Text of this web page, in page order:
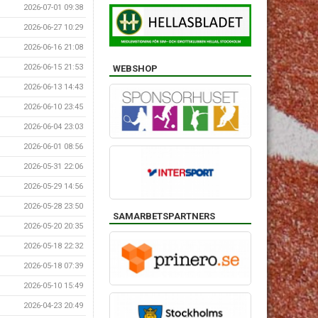
2026-07-01 09:38
2026-06-27 10:29
2026-06-16 21:08
2026-06-15 21:53
2026-06-13 14:43
2026-06-10 23:45
2026-06-04 23:03
2026-06-01 08:56
2026-05-31 22:06
2026-05-29 14:56
2026-05-28 23:50
2026-05-20 20:35
2026-05-18 22:32
2026-05-18 07:39
2026-05-10 15:49
2026-04-23 20:49
WEBSHOP
SAMARBETSPARTNERS